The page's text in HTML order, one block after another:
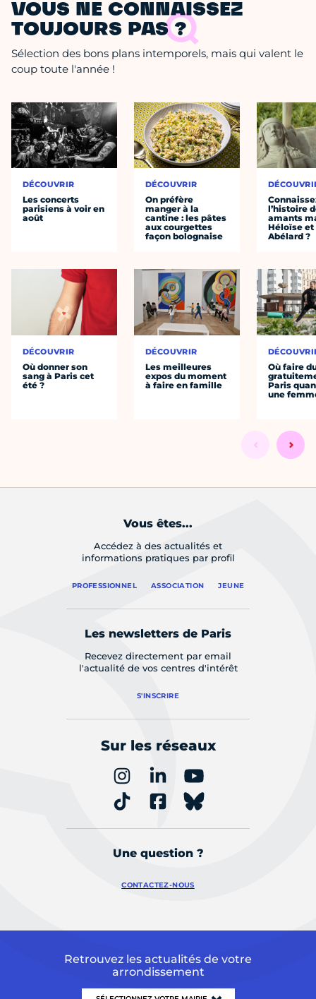
VOUS NE CONNAISSEZ
TOUJOURS PAS ?
Sélection des bons plans intemporels, mais qui valent le
coup toute l'année !
DÉCOUVRIR
Les concerts
parisiens à voir en
août
DÉCOUVRIR
Où donner son
sang à Paris cet
été ?
DÉCOUVRIR
On préfère
manger à la
cantine : les pâtes
aux courgettes
façon bolognaise
DÉCOUVRIR
Les meilleures
expos du moment
à faire en famille
l’histoire
amants
Héloïse et
Abélard ?
Où faire
Paris
une
Vous êtes...
Accédez à des actualités et
informations pratiques par profil
PROFESSIONNEL ASSOCIATION JEUNE
Les newsletters de Paris
Recevez directement par email
l'actualité de vos centres d'intérêt
S'INSCRIRE
Sur les réseaux
Une question ?
CONTACTEZ-NOUS
Retrouvez les actualités de votre
arrondissement